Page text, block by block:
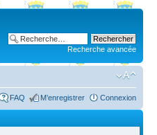
Recherche avancée
FAQ M’enregistrer Connexion